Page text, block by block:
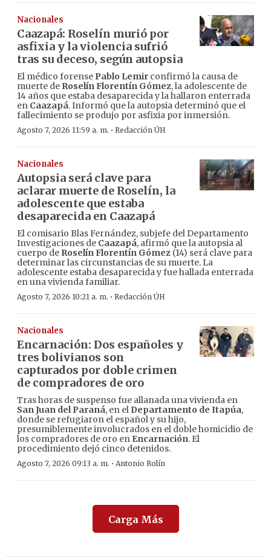
Nacionales
Caazapá: Roselín murió por
asfixia y la violencia sufrió
tras su deceso, según autopsia
El médico forense Pablo Lemir confirmó la causa de
muerte de Roselín Florentín Gómez, la adolescente de
14 años que estaba desaparecida y la hallaron enterrada
en Caazapá. Informó que la autopsia determinó que el
fallecimiento se produjo por asfixia por inmersión.
Agosto 7, 2026 11:59 a. m. · Redacción ÚH
Nacionales
Autopsia será clave para
aclarar muerte de Roselín, la
adolescente que estaba
desaparecida en Caazapá
El comisario Blas Fernández, subjefe del Departamento
Investigaciones de Caazapá, afirmó que la autopsia al
cuerpo de Roselín Florentín Gómez (14) será clave para
determinar las circunstancias de su muerte. La
adolescente estaba desaparecida y fue hallada enterrada
en una vivienda familiar.
Agosto 7, 2026 10:21 a. m. · Redacción ÚH
Nacionales
Encarnación: Dos españoles y
tres bolivianos son
capturados por doble crimen
de compradores de oro
Tras horas de suspenso fue allanada una vivienda en
San Juan del Paraná, en el Departamento de Itapúa,
donde se refugiaron el español y su hijo,
presumiblemente involucrados en el doble homicidio de
los compradores de oro en Encarnación. El
procedimiento dejó cinco detenidos.
Agosto 7, 2026 09:13 a. m. · Antonio Rolín
Carga Más